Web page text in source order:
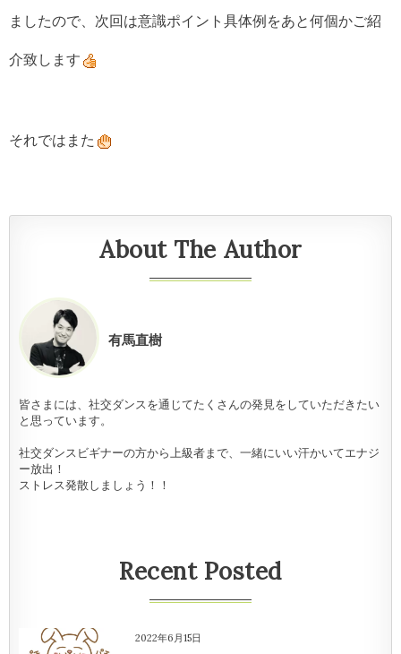
ましたので、次回は意識ポイント具体例をあと何個かご紹
介致します
それではまた
About The Author
有馬直樹
皆さまには、社交ダンスを通じてたくさんの発見をしていただきたい
と思っています。
社交ダンスビギナーの方から上級者まで、一緒にいい汗かいてエナジ
ー放出！
ストレス発散しましょう！！
Recent Posted
2022年6月15日